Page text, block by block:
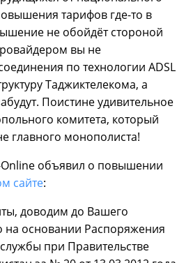
тарифов где-то в
не обойдёт стороной
вы не
по технологии ADSL
Таджиктелекома, а
Поистине удивительное
комитета, который
главного монополиста!
объявил о повышении
сайте:
доводим до Вашего
на основании Распоряжения
при Правительстве